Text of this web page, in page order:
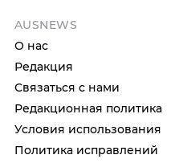
AUSNEWS
О нас
Редакция
Связаться с нами
Редакционная политика
Условия использования
Политика исправлений